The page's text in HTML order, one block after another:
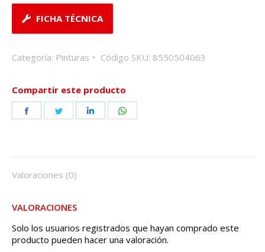
FICHA TÉCNICA
Categoría: Pinturas Código SKU: 8550504063
Compartir este producto
Share
Share
Share
Valoraciones (0)
VALORACIONES
Solo los usuarios registrados que hayan comprado este
producto pueden hacer una valoración.